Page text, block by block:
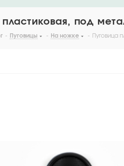
пластиковая, под
- Пуговицы - На ножке - Пуговица